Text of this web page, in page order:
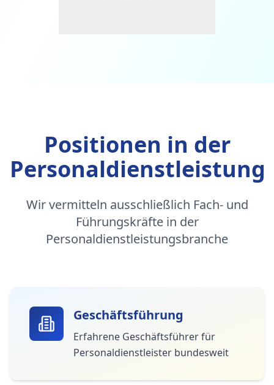
Positionen in der
Personaldienstleistung
Wir vermitteln ausschließlich Fach- und
Führungskräfte in der
Personaldienstleistungsbranche
Geschäftsführung
Erfahrene Geschäftsführer für
Personaldienstleister bundesweit